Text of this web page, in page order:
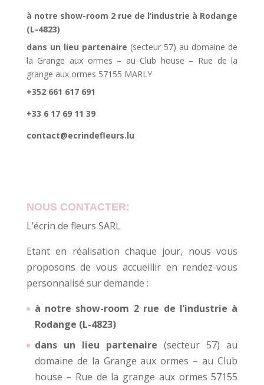
à notre show-room 2 rue de l’industrie à Rodange
(L-4823)
dans un lieu partenaire (secteur 57) au domaine de
la Grange aux ormes – au Club house – Rue de la
grange aux ormes 57155 MARLY
+352 661 617 691
+33 6 17 69 11 39
contact@ecrindefleurs.lu
NOUS CONTACTER:
L’écrin de fleurs SARL
Etant en réalisation chaque jour, nous vous
proposons de vous accueillir en rendez-vous
personnalisé sur demande :
à notre show-room 2 rue de l’industrie à
Rodange (L-4823)
dans un lieu partenaire (secteur 57) au
domaine de la Grange aux ormes – au Club
house – Rue de la grange aux ormes 57155